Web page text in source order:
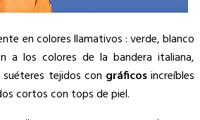
en colores llamativos : verde, blanco
a los colores de la bandera italiana,
tejidos con gráficosincreíbles
cortos con tops de piel.